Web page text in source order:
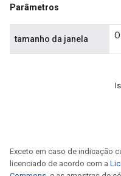
Parâmetros
tamanho da janela
Exceto em caso de indicação
licenciado de acordo com a